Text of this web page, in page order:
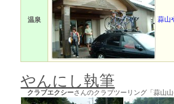
温泉 蒜山
やんにし執筆
クラブエクシーさんのクラブツーリング「蒜山